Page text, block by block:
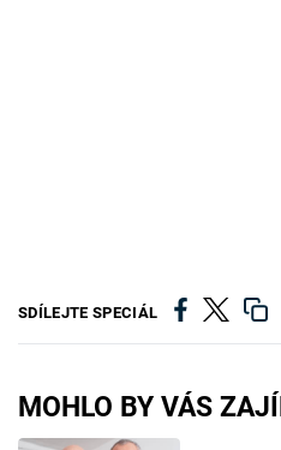
SDÍLEJTE SPECIÁL
MOHLO BY VÁS